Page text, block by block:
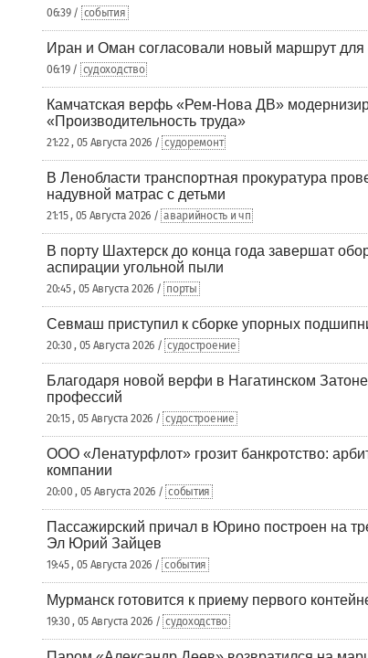
06:39 / события
Иран и Оман согласовали новый маршрут для
06:19 / судоходство
Камчатская верфь «Рем-Нова ДВ»
«Производительность труда»
21:22 , 05 Августа 2026 / судоремонт
В Ленобласти транспортная прокуратура
надувной матрас с детьми
21:15 , 05 Августа 2026 / аварийность и чп
В порту Шахтерск до конца года завершат
аспирации угольной пыли
20:45 , 05 Августа 2026 / порты
Севмаш приступил к сборке упорных
20:30 , 05 Августа 2026 / судостроение
Благодаря новой верфи в Нагатинском
профессий
20:15 , 05 Августа 2026 / судостроение
ООО «Ленатурфлот» грозит банкротство:
компании
20:00 , 05 Августа 2026 / события
Пассажирский причал в Юрино построен на
Эл Юрий Зайцев
19:45 , 05 Августа 2026 / события
Мурманск готовится к приему первого
19:30 , 05 Августа 2026 / судоходство